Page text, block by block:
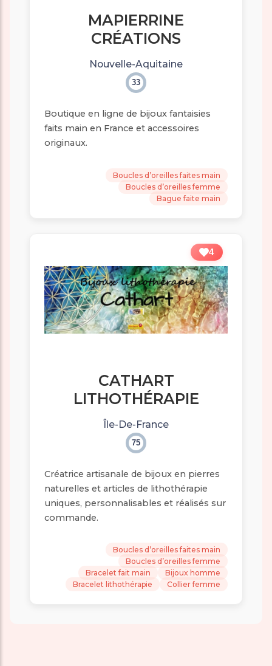
MAPIERRINE
CRÉATIONS
Nouvelle-Aquitaine
33
Boutique en ligne de bijoux fantaisies
faits main en France et accessoires
originaux.
Boucles d’oreilles faites main
Boucles d’oreilles femme
Bague faite main
4
CATHART
LITHOTHÉRAPIE
Île-De-France
75
Créatrice artisanale de bijoux en pierres
naturelles et articles de lithothérapie
uniques, personnalisables et réalisés sur
commande.
Boucles d’oreilles faites main
Boucles d’oreilles femme
Bracelet fait main
Bijoux homme
Bracelet lithothérapie
Collier femme